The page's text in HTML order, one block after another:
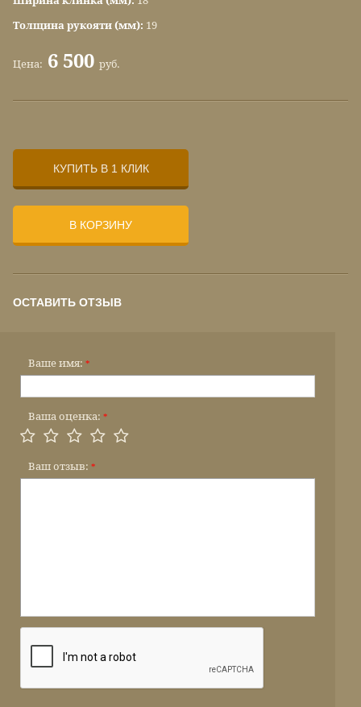
Толщина рукояти (мм): 19
Цена: 6 500 руб.
КУПИТЬ В 1 КЛИК
В КОРЗИНУ
ОСТАВИТЬ ОТЗЫВ
Ваше имя: *
Ваша оценка: *
Ваш отзыв: *